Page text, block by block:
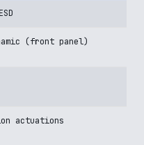
(front panel)
actuations